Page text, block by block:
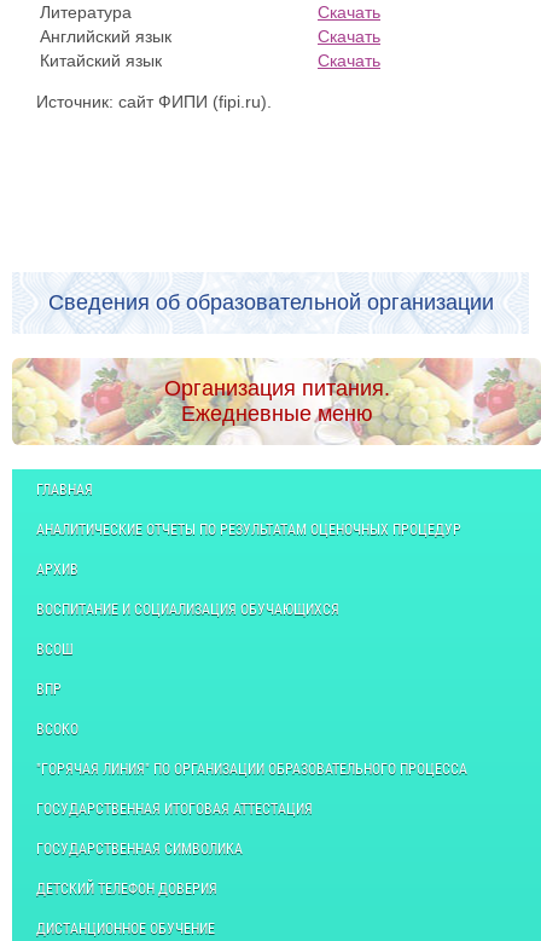
Литература
Скачать
Английский язык
Скачать
Китайский язык
Скачать
Источник: сайт ФИПИ (fipi.ru).
Сведения об образовательной организации
Организация питания.
Ежедневные меню
ГЛАВНАЯ
АНАЛИТИЧЕСКИЕ ОТЧЕТЫ ПО РЕЗУЛЬТАТАМ ОЦЕНОЧНЫХ ПРОЦЕДУР
АРХИВ
ВОСПИТАНИЕ И СОЦИАЛИЗАЦИЯ ОБУЧАЮЩИХСЯ
ВСОШ
ВПР
ВСОКО
"ГОРЯЧАЯ ЛИНИЯ" ПО ОРГАНИЗАЦИИ ОБРАЗОВАТЕЛЬНОГО ПРОЦЕССА
ГОСУДАРСТВЕННАЯ ИТОГОВАЯ АТТЕСТАЦИЯ
ГОСУДАРСТВЕННАЯ СИМВОЛИКА
ДЕТСКИЙ ТЕЛЕФОН ДОВЕРИЯ
ДИСТАНЦИОННОЕ ОБУЧЕНИЕ